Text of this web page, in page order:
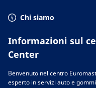
Chi siamo
Informazioni sul
Center
Benvenuto nel centro
esperto in servizi auto e